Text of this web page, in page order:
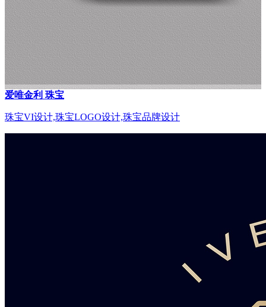
爱唯金利 珠宝
珠宝VI设计,珠宝LOGO设计,珠宝品牌设计